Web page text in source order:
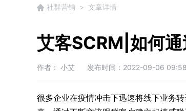
社群营销 > 文章详情
艾客SCRM|如何
作者： 小艾 发布时间：2022-09-06 09:58
很多企业在疫情冲击下迅速将线下业务